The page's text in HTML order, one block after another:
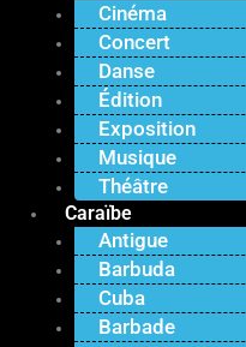
Cinéma
Concert
Danse
Édition
Exposition
Musique
Théâtre
Caraïbe
Antigue
Barbuda
Cuba
Barbade